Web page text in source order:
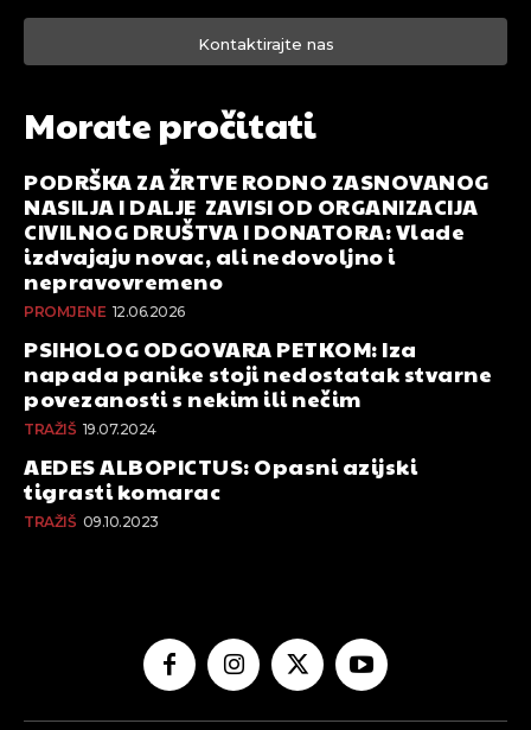
Kontaktirajte nas
Morate pročitati
PODRŠKA ZA ŽRTVE RODNO ZASNOVANOG
NASILJA I DALJE ZAVISI OD ORGANIZACIJA
CIVILNOG DRUŠTVA I DONATORA: Vlade
izdvajaju novac, ali nedovoljno i
nepravovremeno
PROMJENE 12.06.2026
PSIHOLOG ODGOVARA PETKOM: Iza
napada panike stoji nedostatak stvarne
povezanosti s nekim ili nečim
TRAŽIŠ 19.07.2024
AEDES ALBOPICTUS: Opasni azijski
tigrasti komarac
TRAŽIŠ 09.10.2023